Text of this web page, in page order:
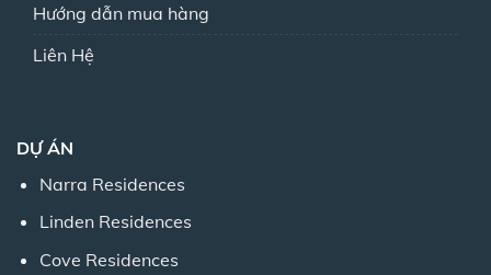
Hướng dẫn mua hàng
Liên Hệ
DỰ ÁN
Narra Residences
Linden Residences
Cove Residences